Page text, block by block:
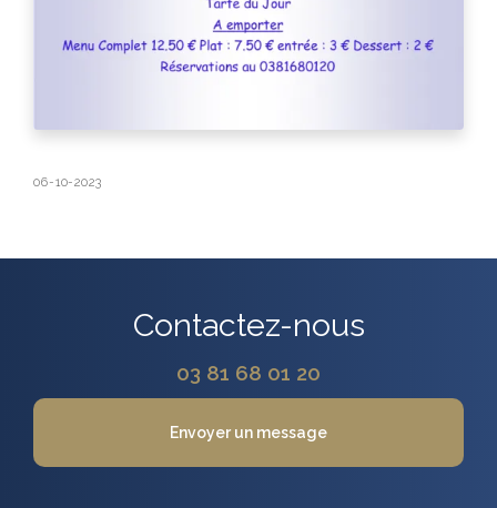
06-10-2023
Contactez-nous
03 81 68 01 20
Envoyer un message